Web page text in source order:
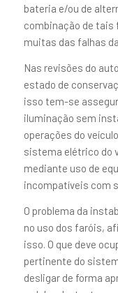
bateria e/ou de
combinação de
muitas das falhas
Nas revisões do
estado de
isso tem-se
iluminação sem
operações do
sistema elétrico do
mediante uso de
incompatíveis com
O problema da
no uso dos faróis,
isso. O que deve
pertinente do
desligar de forma